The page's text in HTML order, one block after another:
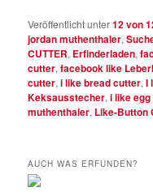
Veröffentlicht unter12 von
jordan muthenthaler,
CUTTER, Erfinderladen,
cutter,facebook like
cutter,i like bread cutter,I
Keksausstecher,i like
muthenthaler, Like-Button
AUCH WAS ERFUNDEN?